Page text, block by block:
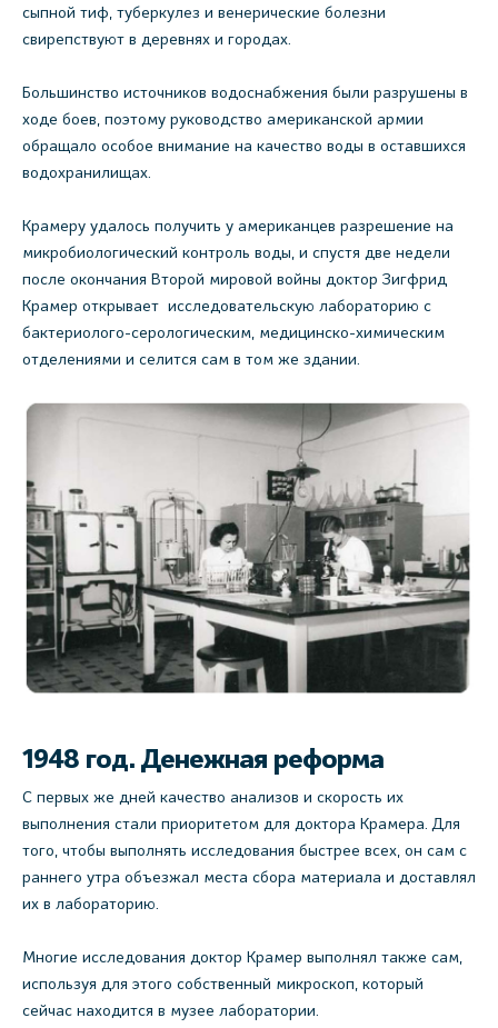
сыпной тиф, туберкулез и венерические болезни
свирепствуют в деревнях и городах.
Большинство источников водоснабжения были разрушены в
ходе боев, поэтому руководство американской армии
обращало особое внимание на качество воды в оставшихся
водохранилищах.
Крамеру удалось получить у американцев разрешение на
микробиологический контроль воды, и спустя две недели
после окончания Второй мировой войны доктор Зигфрид
Крамер открывает исследовательскую лабораторию с
бактериолого-серологическим, медицинско-химическим
отделениями и селится сам в том же здании.
1948 год. Денежная реформа
С первых же дней качество анализов и скорость их
выполнения стали приоритетом для доктора Крамера. Для
того, чтобы выполнять исследования быстрее всех, он сам с
раннего утра объезжал места сбора материала и доставлял
их в лабораторию.
Многие исследования доктор Крамер выполнял также сам,
используя для этого собственный микроскоп, который
сейчас находится в музее лаборатории.